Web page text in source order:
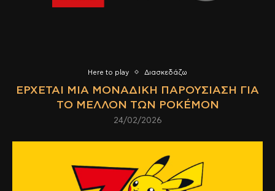
Here to play Διασκεδάζω
ΈΡΧΕΤΑΙ ΜΙΑ ΜΟΝΑΔΙΚΉ ΠΑΡΟΥΣΊΑΣΗ ΓΙΑ
ΤΟ ΜΈΛΛΟΝ ΤΩΝ POKÉMON
24/02/2026